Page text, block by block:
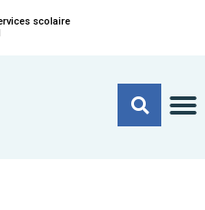
scolaire